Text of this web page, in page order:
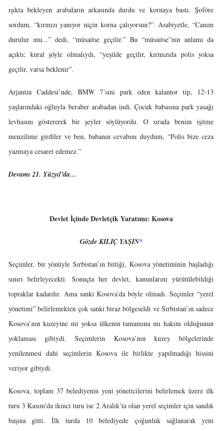
ışıkta bekleyen arabaların arkasında durdu ve kornaya bastı. Şoföre
sordum, “kırmızı yanıyor niçin korna çalıyorsun?”. Asabiyetle, “Canım
durulur mu...” dedi, “müsaitse geçilir.” Bu “müsaitse”nin anlamı da
açıktı; kural şöyle olmalıydı, “yeşilde geçilir, kırmızıda polis yoksa
geçilir, varsa beklenir”.
Arjantin Caddesi’nde, BMW 7’sini park eden kalantor tip, 12-13
yaşlarındaki oğluyla beraber arabadan indi. Çocuk babasına park yasağı
levhasını göstererek bir şeyler söylüyordu. O sırada benim işitme
menzilime girdiler ve ben, babanın cevabını duydum, “Polis bize ceza
yazmaya cesaret edemez.”
Devamı 21. Yüzyıl’da…
Devlet İçinde Devletçik Yaratımı: Kosova
Gözde KILIÇ YAŞIN*
Seçimler, bir yönüyle Sırbistan’ın bittiği, Kosova yönetiminin başladığı
sınırı belirleyecekti. Sonuçta her devlet, kanunlarını yürütülebildiği
topraklar kadardır. Ama sanki Kosova’da böyle olmadı. Seçimler “yerel
yönetimi” belirlemekten çok sanki biraz bölgeseldi ve Sırbistan’ın sadece
Kosova’nın kuzeyine mi yoksa ülkenin tamamına mı hakim olduğunun
yoklaması gibiydi. Seçimlerin Kosova’nın kuzey bölgelerinde
yenilenmesi dahi seçimlerin Kosova ile birlikte yapılmadığı hissini
veriyor gibiydi.
Kosova, toplam 37 belediyenin yeni yöneticilerini belirlemek üzere ilk
turu 3 Kasım'da ikinci turu ise 2 Aralık’ta olan yerel seçimler için sandık
başına gitti. İlk turda 10 belediyede çoğunluk sağlanarak yeni